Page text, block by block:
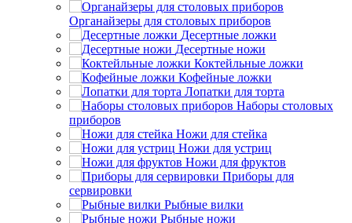
Органайзеры для столовых приборов
Десертные ложки
Десертные ножи
Коктейльные ложки
Кофейные ложки
Лопатки для торта
Наборы столовых
приборов
Ножи для стейка
Ножи для устриц
Ножи для фруктов
Приборы для
сервировки
Рыбные вилки
Рыбные ножи